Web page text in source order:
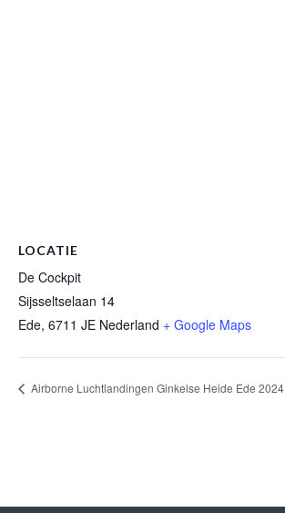
LOCATIE
De Cockpit
Sijsseltselaan 14
Ede, 6711 JE Nederland + Google Maps
Airborne Luchtlandingen Ginkelse Heide Ede 2024